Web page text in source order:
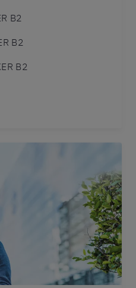
B2
B2
B2